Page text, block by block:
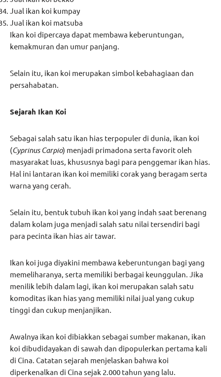
Jual ikan koi kumpay
Jual ikan koi matsuba
Ikan koi dipercaya dapat membawa keberuntungan,
kemakmuran dan umur panjang.
Selain itu, ikan koi merupakan simbol kebahagiaan dan
persahabatan.
Sejarah Ikan Koi
Sebagai salah satu ikan hias terpopuler di dunia, ikan koi
(Cyprinus Carpio) menjadi primadona serta favorit oleh
masyarakat luas, khususnya bagi para penggemar ikan hias.
Hal ini lantaran ikan koi memiliki corak yang beragam serta
warna yang cerah.
Selain itu, bentuk tubuh ikan koi yang indah saat berenang
dalam kolam juga menjadi salah satu nilai tersendiri bagi
para pecinta ikan hias air tawar.
Ikan koi juga diyakini membawa keberuntungan bagi yang
memeliharanya, serta memiliki berbagai keunggulan. Jika
menilik lebih dalam lagi, ikan koi merupakan salah satu
komoditas ikan hias yang memiliki nilai jual yang cukup
tinggi dan cukup menjanjikan.
Awalnya ikan koi dibiakkan sebagai sumber makanan, ikan
koi dibudidayakan di sawah dan dipopulerkan pertama kali
di Cina. Catatan sejarah menjelaskan bahwa koi
diperkenalkan di Cina sejak 2.000 tahun yang lalu.